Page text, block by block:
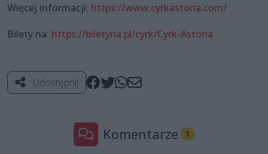
Więcej informacji: https://www.cyrkastoria.com/
Bilety na: https://biletyna.pl/cyrk/Cyrk-Astoria
Udostępnij
Komentarze 1